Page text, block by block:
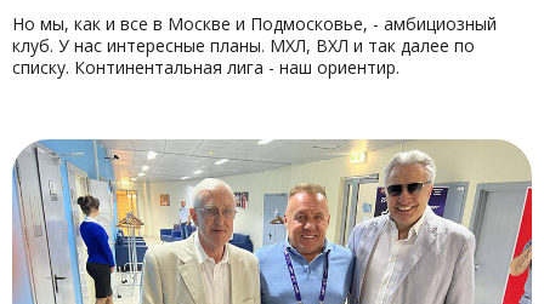
Но мы, как и все в Москве и Подмосковье, - амбициозный
клуб. У нас интересные планы. МХЛ, ВХЛ и так далее по
списку. Континентальная лига - наш ориентир.